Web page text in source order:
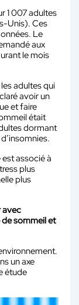
1 007 adultes
Unis). Ces
Le
aux
le mois
adultes qui
avoir un
et faire
était
dormant
associé à
plus
plus
avec
sommeil et
un axe
étude